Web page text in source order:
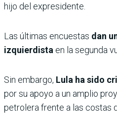
hijo del expresidente.
Las últimas encuestas dan
izquierdista en la segunda
Sin embargo, Lula ha sido
por su apoyo a un amplio
petrolera frente a las costas